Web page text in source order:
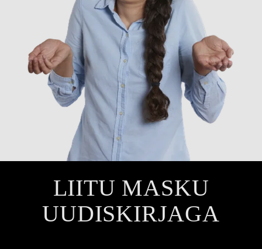
LIITU MASKU
UUDISKIRJAGA